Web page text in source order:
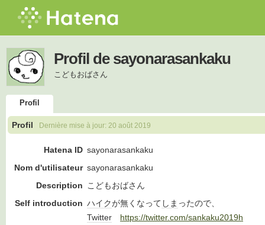
Profil de sayonarasankaku
こどもおばさん
Profil
Profil Dernière mise à jour: 20 août 2019
Hatena ID sayonarasankaku
Nom d'utilisateur sayonarasankaku
Description こどもおばさん
Self introduction ハイクが無くなって しま ったので、
Twitter
https://twitter.com/sankaku2019h